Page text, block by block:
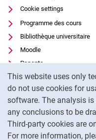
This website uses only
do not use cookies for
software. The analysis
any conclusions to be
Third-party cookies are
For more information,
Cookie settings
Programme des cours
Bibliothèque universitaire
Moodle
Panopto
Protection des données
Accessibilité
Utilisation transparente de